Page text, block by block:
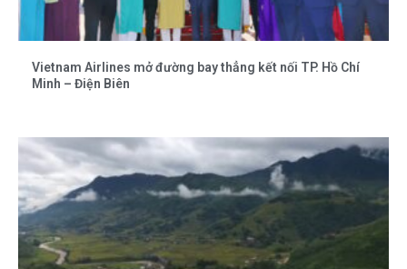
Vietnam Airlines mở đường bay thẳng kết nối TP. Hồ Chí
Minh – Điện Biên